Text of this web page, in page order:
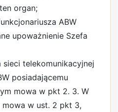
organ;
ABW
upoważnienie Szefa
telekomunikacyjnej
posiadającemu
mowa w pkt 2. 3. W
w ust. 2 pkt 3,